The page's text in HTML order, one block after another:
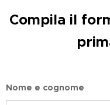
Compila il
Nome e cognome